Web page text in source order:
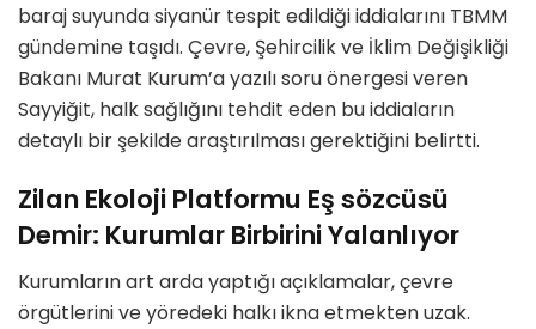
baraj suyunda siyanür tespit edildiği iddialarını TBMM
gündemine taşıdı. Çevre, Şehircilik ve İklim Değişikliği
Bakanı Murat Kurum’a yazılı soru önergesi veren
Sayyiğit, halk sağlığını tehdit eden bu iddiaların
detaylı bir şekilde araştırılması gerektiğini belirtti.
Zilan Ekoloji Platformu Eş sözcüsü
Demir: Kurumlar Birbirini Yalanlıyor
Kurumların art arda yaptığı açıklamalar, çevre
örgütlerini ve yöredeki halkı ikna etmekten uzak.